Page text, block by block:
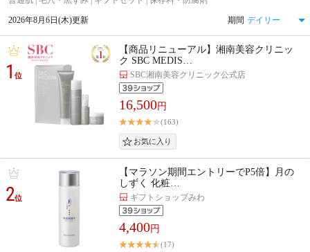
2026年8月6日(木)更新 期間
1位
【商品リニューアル】湘南美容クリニッ
ク SBC MEDIS…
SBC湘南美容クリニック公式店
16,500円
(163)
2位
【マラソン期間エントリーでP5倍】月の
しずく 化粧…
ギフトショップみわ
4,400円
(17)